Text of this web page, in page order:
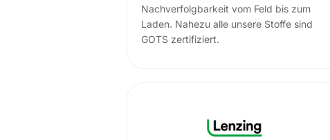
Nachverfolgbarkeit vom Feld bis zum
Laden. Nahezu alle unsere Stoffe sind
GOTS zertifiziert.